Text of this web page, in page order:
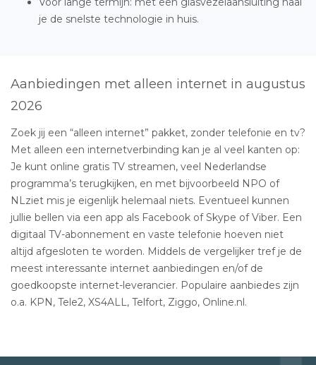
je de snelste technologie in huis.
Aanbiedingen met alleen internet in augustus
2026
Zoek jij een “alleen internet” pakket, zonder telefonie en tv?
Met alleen een internetverbinding kan je al veel kanten op:
Je kunt online gratis TV streamen, veel Nederlandse
programma’s terugkijken, en met bijvoorbeeld NPO of
NLziet mis je eigenlijk helemaal niets. Eventueel kunnen
jullie bellen via een app als Facebook of Skype of Viber. Een
digitaal TV-abonnement en vaste telefonie hoeven niet
altijd afgesloten te worden. Middels de vergelijker tref je de
meest interessante internet aanbiedingen en/of de
goedkoopste internet-leverancier. Populaire aanbiedes zijn
o.a. KPN, Tele2, XS4ALL, Telfort, Ziggo, Online.nl.